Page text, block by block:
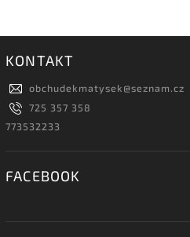
KONTAKT
obchudekmatysek@seznam.cz
725 357 358
773532233
FACEBOOK